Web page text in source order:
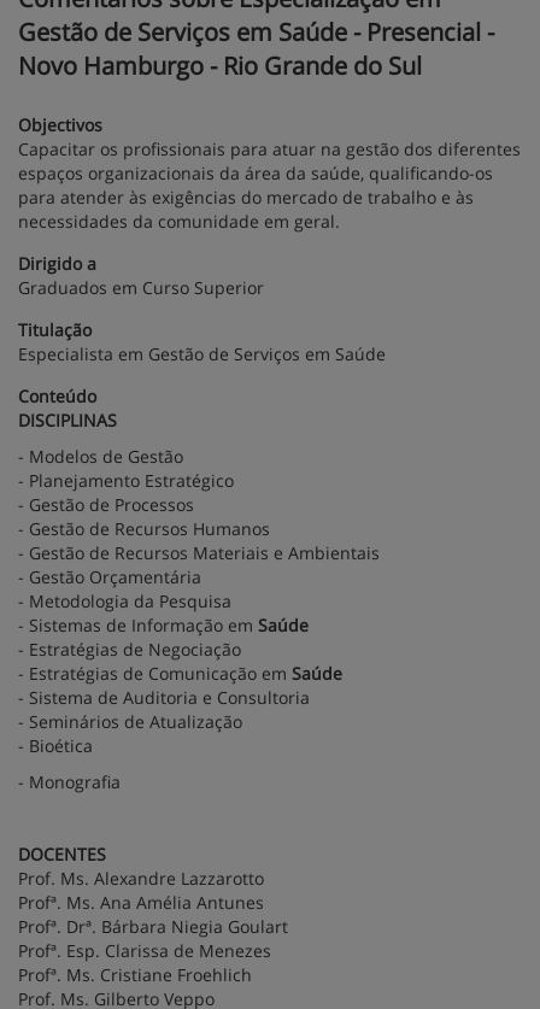
Gestão de Serviços em Saúde - Presencial -
Novo Hamburgo - Rio Grande do Sul
Objectivos
Capacitar os profissionais para atuar na gestão dos diferentes
espaços organizacionais da área da saúde, qualificando-os
para atender às exigências do mercado de trabalho e às
necessidades da comunidade em geral.
Dirigido a
Graduados em Curso Superior
Titulação
Especialista em Gestão de Serviços em Saúde
Conteúdo
DISCIPLINAS
- Modelos de Gestão
- Planejamento Estratégico
- Gestão de Processos
- Gestão de Recursos Humanos
- Gestão de Recursos Materiais e Ambientais
- Gestão Orçamentária
- Metodologia da Pesquisa
- Sistemas de Informação em Saúde
- Estratégias de Negociação
- Estratégias de Comunicação em Saúde
- Sistema de Auditoria e Consultoria
- Seminários de Atualização
- Bioética
- Monografia
DOCENTES
Prof. Ms. Alexandre Lazzarotto
Profª. Ms. Ana Amélia Antunes
Profª. Drª. Bárbara Niegia Goulart
Profª. Esp. Clarissa de Menezes
Profª. Ms. Cristiane Froehlich
Prof. Ms. Gilberto Veppo